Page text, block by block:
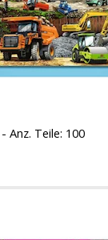
Anz. Teile: 100